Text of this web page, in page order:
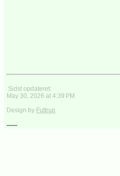
Sidst opdateret:
May 30, 2026 at 4:39 PM
Design by Futtrup